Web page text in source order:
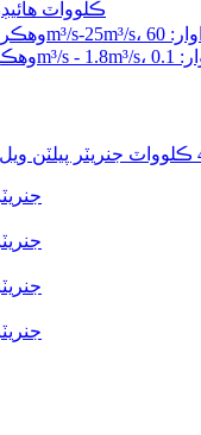
1200 ڪلوواٽ
2200 ڪلوواٽ